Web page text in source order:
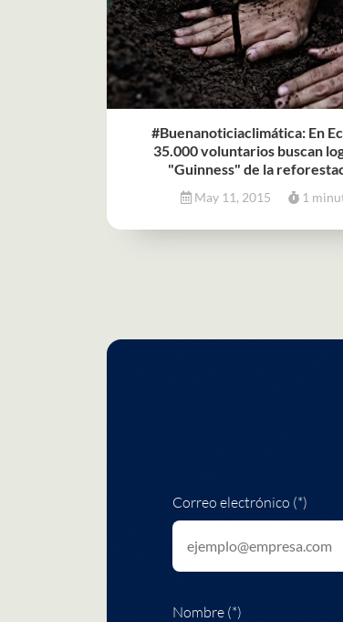
#Buenanoticiaclimática: En
35.000 voluntarios buscan
"Guinness" de la
May 11, 2015 1
Correo electrónico (*)
Nombre (*)